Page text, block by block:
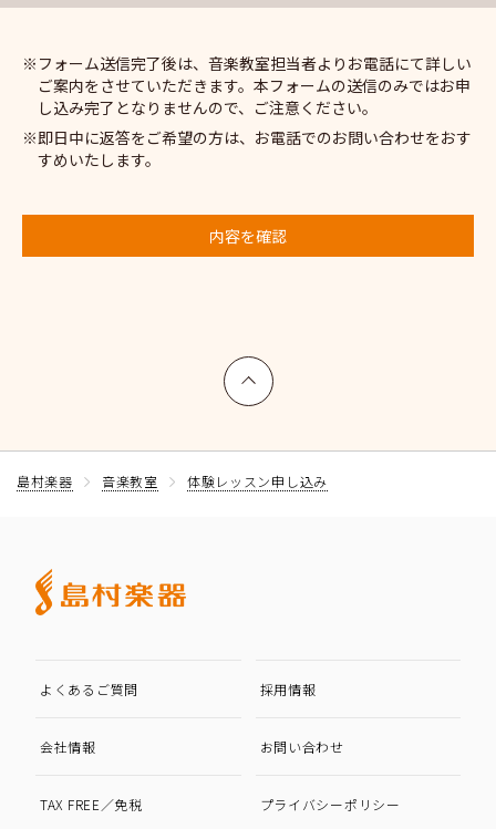
フォーム送信完了後は、音楽教室担当者よりお電話にて詳しい
ご案内をさせていただきます。本フォームの送信のみではお申
し込み完了となりませんので、ご注意ください。
即日中に返答をご希望の方は、お電話でのお問い合わせをおす
すめいたします。
内容を確認
上へ戻る
島村楽器 音楽教室 体験レッスン申し込み
よくあるご質問 採用情報
会社情報 お問い合わせ
TAX FREE／免税 プライバシーポリシー